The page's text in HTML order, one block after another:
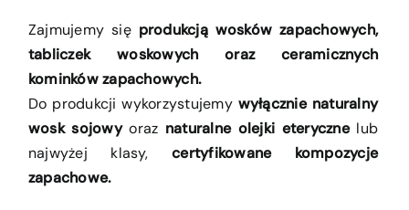
Zajmujemy się produkcją wosków zapachowych,
tabliczek woskowych oraz ceramicznych
kominków zapachowych.
Do produkcji wykorzystujemy wyłącznie naturalny
wosk sojowyoraz naturalne olejki eterycznelub
najwyżej klasy,certyfikowane kompozycje
zapachowe.